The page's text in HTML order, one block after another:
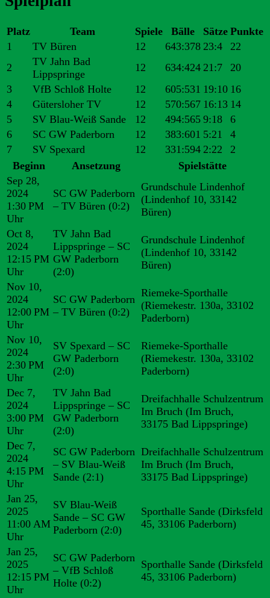
Platz Team Spiele Bälle Sätze Punkte
1
TV Büren 12 643:378 23:4
22
2
TV Jahn Bad
Lippspringe
12 634:424 21:7
20
3
VfB Schloß Holte 12 605:531 19:10 16
4
Gütersloher TV 12 570:567 16:13 14
5
SV Blau-Weiß Sande 12 494:565 9:18
6
6
SC GW Paderborn 12 383:601 5:21
4
7
SV Spexard 12 331:594 2:22
2
Beginn
Ansetzung
Spielstätte
Sep 28,
2024
1:30 PM
Uhr
SC GW Paderborn
– TV Büren (0:2)
Grundschule Lindenhof
(Lindenhof 10, 33142
Büren)
Oct 8,
2024
12:15 PM
Uhr
TV Jahn Bad
Lippspringe – SC
GW Paderborn
(2:0)
Grundschule Lindenhof
(Lindenhof 10, 33142
Büren)
Nov 10,
2024
12:00 PM
Uhr
SC GW Paderborn
– TV Büren (0:2)
Riemeke-Sporthalle
(Riemekestr. 130a, 33102
Paderborn)
Nov 10,
2024
2:30 PM
Uhr
SV Spexard – SC
GW Paderborn
(2:0)
Riemeke-Sporthalle
(Riemekestr. 130a, 33102
Paderborn)
Dec 7,
2024
3:00 PM
Uhr
TV Jahn Bad
Lippspringe – SC
GW Paderborn
(2:0)
Dreifachhalle Schulzentrum
Im Bruch (Im Bruch,
33175 Bad Lippspringe)
Dec 7,
2024
4:15 PM
Uhr
SC GW Paderborn
– SV Blau-Weiß
Sande (2:1)
Dreifachhalle Schulzentrum
Im Bruch (Im Bruch,
33175 Bad Lippspringe)
Jan 25,
2025
11:00 AM
Uhr
SV Blau-Weiß
Sande – SC GW
Paderborn (2:0)
Sporthalle Sande (Dirksfeld
45, 33106 Paderborn)
Jan 25,
2025
12:15 PM
Uhr
SC GW Paderborn
– VfB Schloß
Holte (0:2)
Sporthalle Sande (Dirksfeld
45, 33106 Paderborn)